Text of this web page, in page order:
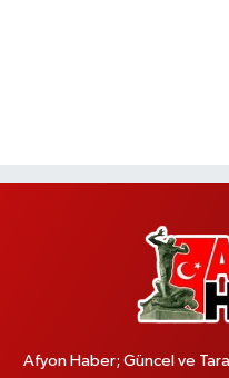
Afyon Haber; Güncel ve